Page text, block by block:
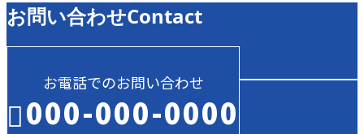
お問い合わせContact
お電話でのお問い合わせ
000-000-0000